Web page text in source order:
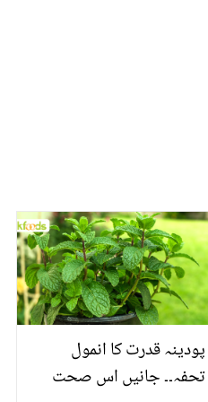
پودینہ قدرت کا انمول
تحفہ۔۔ جانیں اس صحت